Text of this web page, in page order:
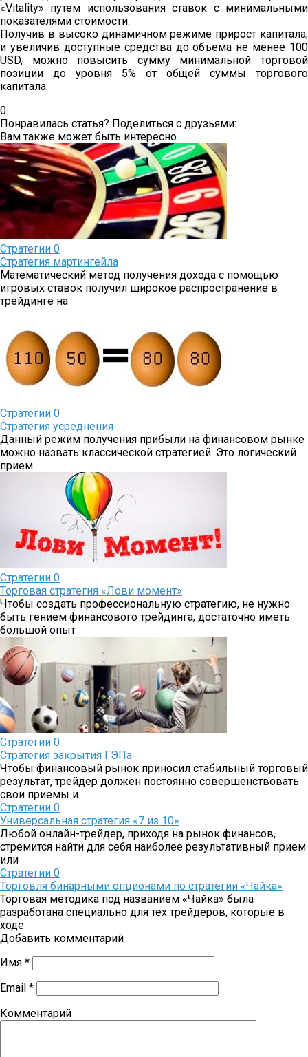
«Vitality» путем использования ставок с минимальными
показателями стоимости.
Получив в высоко динамичном режиме прирост капитала,
и увеличив доступные средства до объема не менее 100
USD, можно повысить сумму минимальной торговой
позиции до уровня 5% от общей суммы торгового
капитала.
0
Понравилась статья? Поделиться с друзьями:
Вам также может быть интересно
Стратегии 0
Стратегия мартингейла
Математический метод получения дохода с помощью
игровых ставок получил широкое распространение в
трейдинге на
Стратегии 0
Стратегия усреднения
Данный режим получения прибыли на финансовом рынке
можно назвать классической стратегией. Это логический
прием
Стратегии 0
Торговая стратегия «Лови момент»
Чтобы создать профессиональную стратегию, не нужно
быть гением финансового трейдинга, достаточно иметь
большой опыт
Стратегии 0
Стратегия закрытия ГЭПа
Чтобы финансовый рынок приносил стабильный торговый
результат, трейдер должен постоянно совершенствовать
свои приемы и
Стратегии 0
Универсальная стратегия «7 из 10»
Любой онлайн-трейдер, приходя на рынок финансов,
стремится найти для себя наиболее результативный прием
или
Стратегии 0
Торговля бинарными опционами по стратегии «Чайка»
Торговая методика под названием «Чайка» была
разработана специально для тех трейдеров, которые в
ходе
Добавить комментарий
Имя *
Email *
Комментарий